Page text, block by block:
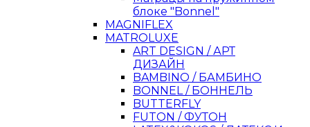
блоке "Bonnel"
MAGNIFLEX
MATROLUXE
ART DESIGN / АРТ
ДИЗАЙН
BAMBINO / БАМБИНО
BONNEL / БОННЕЛЬ
BUTTERFLY
FUTON / ФУТОН